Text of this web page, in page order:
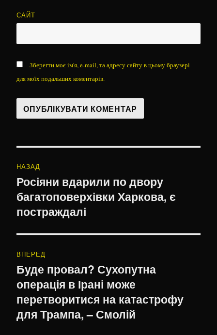
САЙТ
Зберегти моє ім'я, e-mail, та адресу сайту в цьому браузері
для моїх подальших коментарів.
записів
НАЗАД
Попередній
запис:
Росіяни вдарили по двору
багатоповерхівки Харкова, є
постраждалі
ВПЕРЕД
Наступний
запис:
Буде провал? Сухопутна
операція в Ірані може
перетворитися на катастрофу
для Трампа, – Смолій